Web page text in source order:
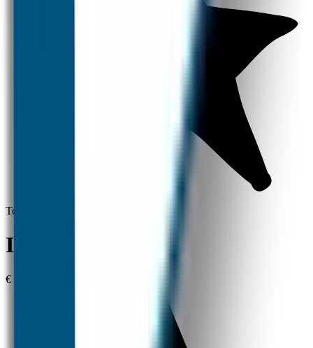
Tevredenheid gegarandeerd
Instrijklabels 5x
€ 1,00